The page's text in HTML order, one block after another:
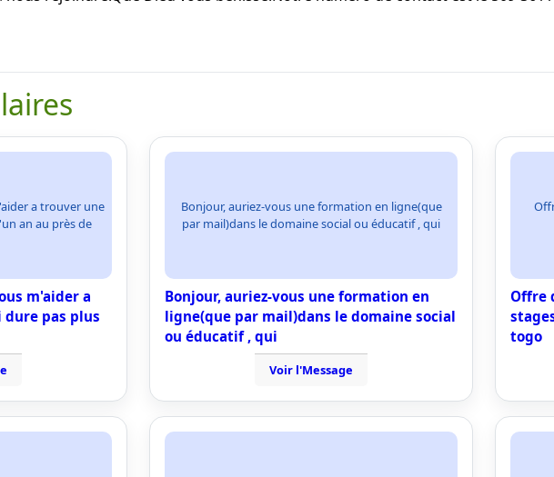
a trouver une
an au près de
m'aider a
pas plus
Bonjour, auriez-vous une formation en ligne(que
par mail)dans le domaine social ou éducatif , qui
Bonjour, auriez-vous une formation en
ligne(que par mail)dans le domaine social
ou éducatif , qui
Voir l'Message
Offre
togo